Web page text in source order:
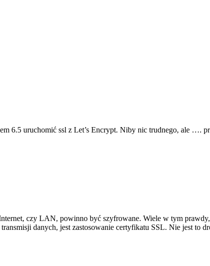
6.5 uruchomić ssl z Let’s Encrypt. Niby nic trudnego, ale ….
czy LAN, powinno być szyfrowane. Wiele w tym
danych, jest zastosowanie certyfikatu SSL. Nie jest to